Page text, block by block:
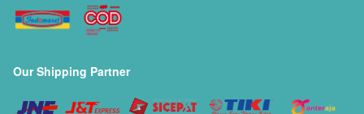
Our Shipping Partner